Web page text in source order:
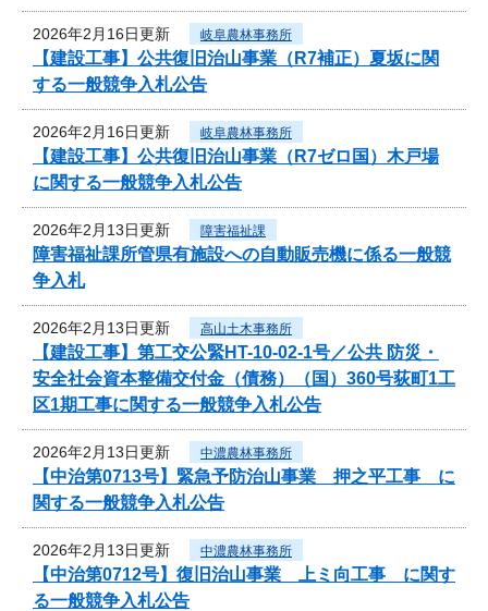
2026年2月16日更新 岐阜農林事務所
【建設工事】公共復旧治山事業（R7補正）夏坂に関
する一般競争入札公告
2026年2月16日更新 岐阜農林事務所
【建設工事】公共復旧治山事業（R7ゼロ国）木戸場
に関する一般競争入札公告
2026年2月13日更新 障害福祉課
障害福祉課所管県有施設への自動販売機に係る一般競
争入札
2026年2月13日更新 高山土木事務所
【建設工事】第工交公緊HT-10-02-1号／公共 防災・
安全社会資本整備交付金（債務）（国）360号荻町1工
区1期工事に関する一般競争入札公告
2026年2月13日更新 中濃農林事務所
【中治第0713号】緊急予防治山事業 押之平工事 に
関する一般競争入札公告
2026年2月13日更新 中濃農林事務所
【中治第0712号】復旧治山事業 上ミ向工事 に関す
る一般競争入札公告